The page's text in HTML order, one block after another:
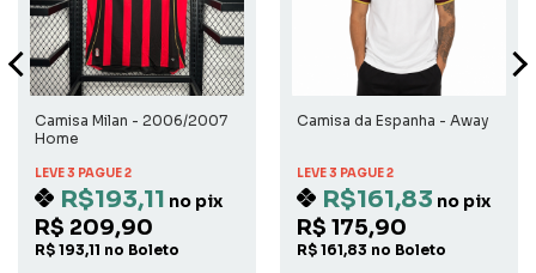
Camisa Milan - 2006/2007
Home
LEVE 3 PAGUE 2
R$193,11 no pix
R$ 209,90
R$ 193,11 no Boleto
Camisa da Espanha - Away
LEVE 3 PAGUE 2
R$161,83 no pix
R$ 175,90
R$ 161,83 no Boleto